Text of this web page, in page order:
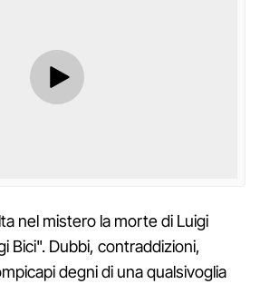
nel mistero la morte di Luigi
Bici". Dubbi, contraddizioni,
degni di una qualsivoglia